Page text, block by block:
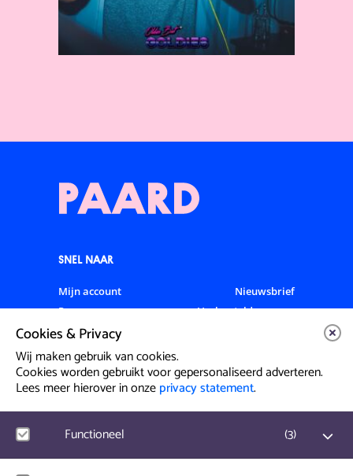
SNEL NAAR
Mijn account
Nieuwsbrief
Programma
Veelgestelde vragen
Partners & Sponsoren
Artiesten info
Prinsegracht 12
Cookies & Privacy
Wij maken gebruik van cookies.
Cookies worden gebruikt voor gepersonaliseerd adverteren.
Lees meer hierover in onzeprivacy statement.
Functioneel (3)